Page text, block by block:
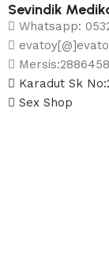
Sevindik
Whatsapp:
Karadut Sk
Sex Shop